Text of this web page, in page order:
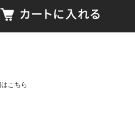
こちら